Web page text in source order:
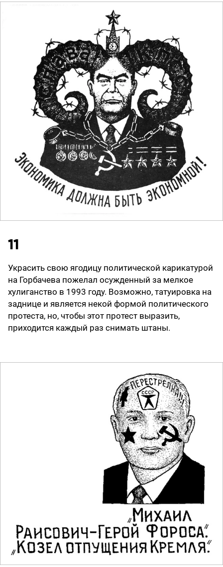
11
Украсить свою ягодицу политической карикатурой
на Горбачева пожелал осужденный за мелкое
хулиганство в 1993 году. Возможно, татуировка на
заднице и является некой формой политического
протеста, но, чтобы этот протест выразить,
приходится каждый раз снимать штаны.